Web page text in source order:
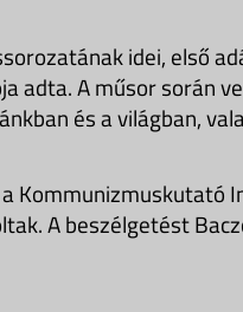
idei, első
adta. A műsor során
és a világban,
Kommunizmuskutató
A beszélgetést